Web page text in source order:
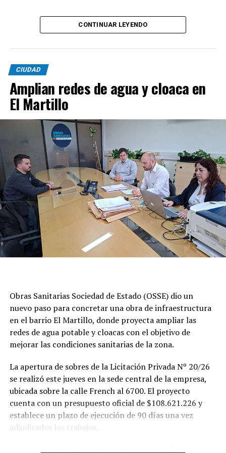
CONTINUAR LEYENDO
CIUDAD
Amplian redes de agua y cloaca en
El Martillo
Obras Sanitarias Sociedad de Estado (OSSE) dio un
nuevo paso para concretar una obra de infraestructura
en el barrio El Martillo, donde proyecta ampliar las
redes de agua potable y cloacas con el objetivo de
mejorar las condiciones sanitarias de la zona.
La apertura de sobres de la Licitación Privada Nº 20/26
se realizó este jueves en la sede central de la empresa,
ubicada sobre la calle French al 6700. El proyecto
cuenta con un presupuesto oficial de $108.621.226 y
establece un plazo de ejecución de 90 días una vez
adjudicados los trabajos.